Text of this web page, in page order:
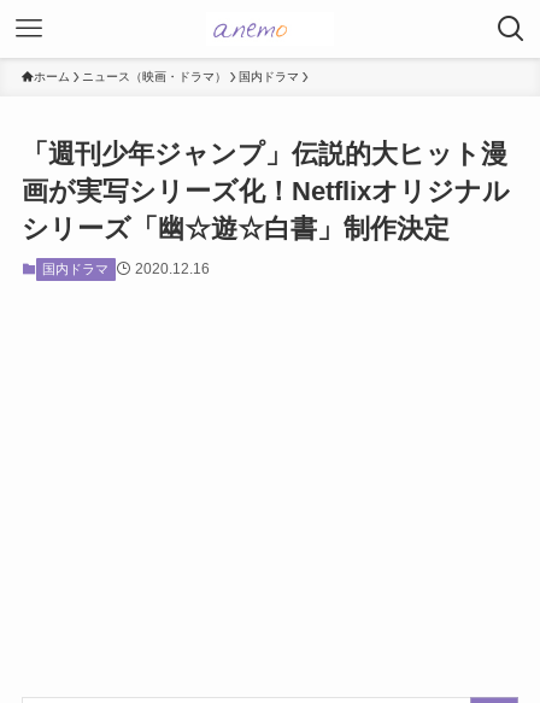
ホーム ニュース（映画・ドラマ） 国内ドラマ
「週刊少年ジャンプ」伝説的大ヒット漫
画が実写シリーズ化！Netflixオリジナル
シリーズ「幽☆遊☆白書」制作決定
国内ドラマ 2020.12.16